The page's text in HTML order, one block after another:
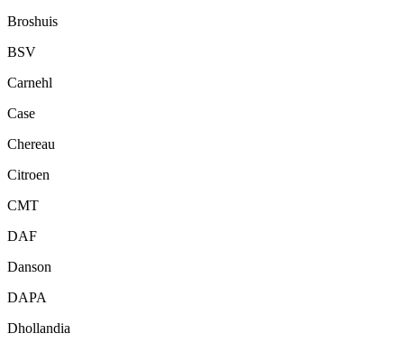
Broshuis
BSV
Carnehl
Case
Chereau
Citroen
CMT
DAF
Danson
DAPA
Dhollandia